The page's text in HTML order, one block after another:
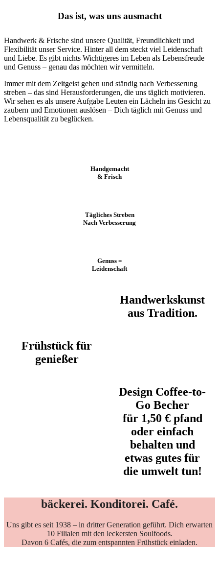
Das ist, was uns ausmacht
Handwerk & Frische sind unsere Qualität, Freundlichkeit und
Flexibilität unser Service. Hinter all dem steckt viel Leidenschaft
und Liebe. Es gibt nichts Wichtigeres im Leben als Lebensfreude
und Genuss – genau das möchten wir vermitteln.
Immer mit dem Zeitgeist gehen und ständig nach Verbesserung
streben – das sind Herausforderungen, die uns täglich motivieren.
Wir sehen es als unsere Aufgabe Leuten ein Lächeln ins Gesicht zu
zaubern und Emotionen auslösen – Dich täglich mit Genuss und
Lebensqualität zu beglücken.
Handgemacht
& Frisch
Tägliches Streben
Nach Verbesserung
Genuss =
Leidenschaft
Handwerkskunst
aus Tradition.
Frühstück für
genießer
Design Coffee-to-
Go Becher
für 1,50 € pfand
oder einfach
behalten und
etwas gutes für
die umwelt tun!
bäckerei. Konditorei. Café.
Uns gibt es seit 1938 – in dritter Generation geführt. Dich erwarten
10 Filialen mit den leckersten Soulfoods.
Davon 6 Cafés, die zum entspannten Frühstück einladen.